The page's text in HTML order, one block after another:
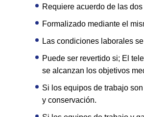
Requiere acuerdo de las
Formalizado mediante el
Las condiciones laborales
Puede ser revertido si; El
se alcanzan los objetivos
Si los equipos de trabajo
y conservación.